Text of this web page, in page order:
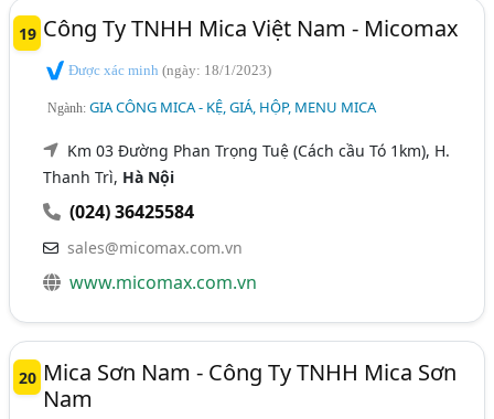
19 Công Ty TNHH Mica Việt Nam - Micomax
Được xác minh(ngày: 18/1/2023)
Ngành:GIA CÔNG MICA - KỆ, GIÁ, HỘP, MENU MICA
Km 03 Đường Phan Trọng Tuệ (Cách cầu Tó 1km), H.
Thanh Trì, Hà Nội
(024) 36425584
sales@micomax.com.vn
www.micomax.com.vn
20 Mica Sơn Nam - Công Ty TNHH Mica Sơn
Nam